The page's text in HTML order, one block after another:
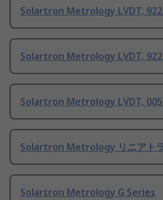
Solartron Metrology LVDT,
Solartron Metrology LVDT,
Solartron Metrology LVDT,
Solartron Metrology リニアト
Solartron Metrology G Series